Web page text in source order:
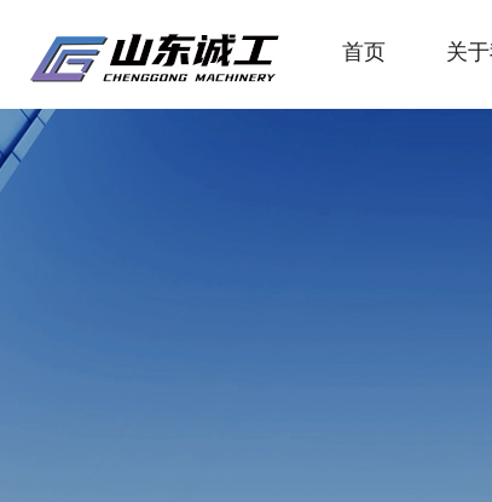
首页 关